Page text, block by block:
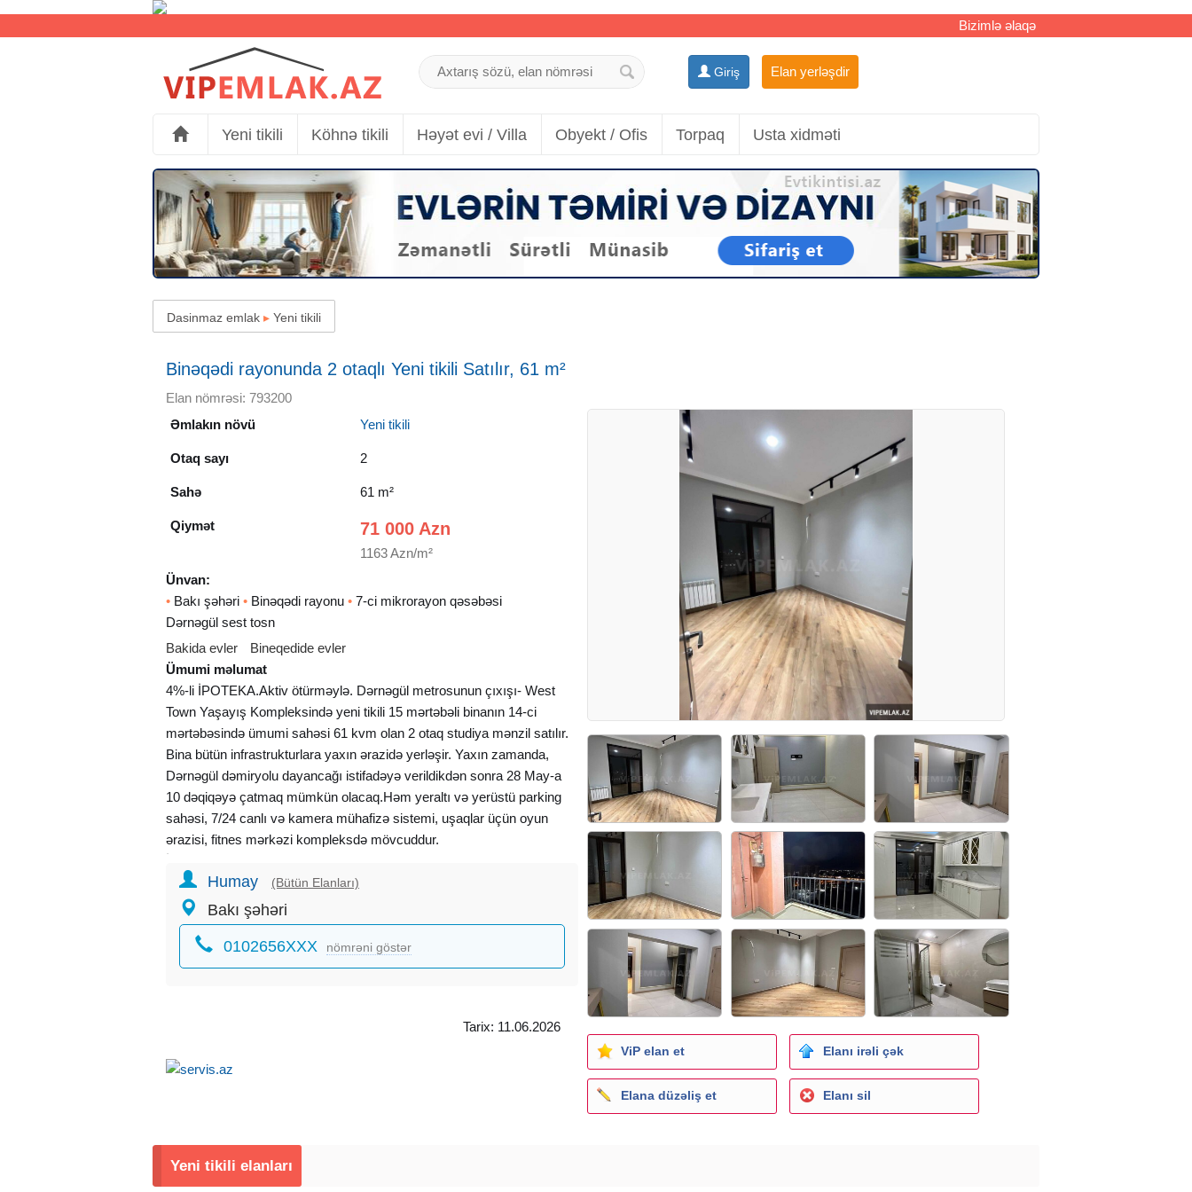
Bizimlə əlaqə
Giriş Elan yerləşdir
Yeni tikili Köhnə tikili Həyət evi / Villa Obyekt / Ofis Torpaq Usta xidməti
Dasinmaz emlak ▸ Yeni tikili
Binəqədi rayonunda 2 otaqlı Yeni tikili Satılır, 61 m²
Elan nömrəsi: 793200
Əmlakın növü
Yeni tikili
Otaq sayı 2
Sahə 61 m²
Qiymət 71 000 Azn
1163 Azn/m²
Ünvan:
• Bakı şəhəri • Binəqədi rayonu • 7-ci mikrorayon qəsəbəsi
Dərnəgül sest tosn
Bakida evler
Bineqedide evler
Ümumi məlumat
4%-li İPOTEKA.Aktiv ötürməylə. Dərnəgül metrosunun çıxışı- West
Town Yaşayış Kompleksində yeni tikili 15 mərtəbəli binanın 14-ci
mərtəbəsində ümumi sahəsi 61 kvm olan 2 otaq studiya mənzil satılır.
Bina bütün infrastrukturlara yaxın ərazidə yerləşir. Yaxın zamanda,
Dərnəgül dəmiryolu dayancağı istifadəyə verildikdən sonra 28 May-a
10 dəqiqəyə çatmaq mümkün olacaq.Həm yeraltı və yerüstü parking
sahəsi, 7/24 canlı və kamera mühafizə sistemi, uşaqlar üçün oyun
ərazisi, fitnes mərkəzi kompleksdə mövcuddur.
əşyalar daxil təklif edilir.
Aylıq ödəniş – 954AZN,
Qalıq müddəti- 22 il 11ay .
ÖtürməAKTİVDİR.
Xidmət haqqı 2000 manat.
Humay (Bütün Elanları)
Bakı şəhəri
0102656XXX nömrəni göstər
Tarix: 11.06.2026
ViP elan et Elanı irəli çək
Elana düzəliş et Elanı sil
Yeni tikili elanları